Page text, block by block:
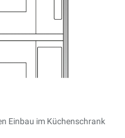
Einbau im Küchenschrank